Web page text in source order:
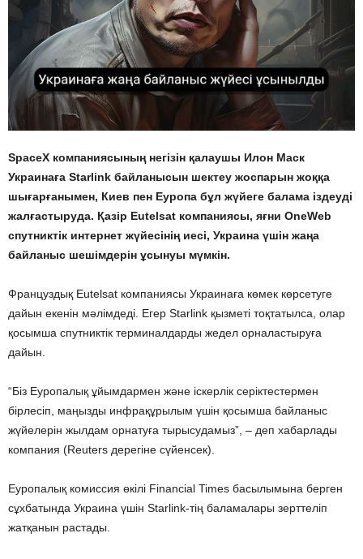
SpaceX компаниясының негізін қалаушы Илон Маск
Украинаға Starlink байланысын шектеу жоспарын жоққа
шығарғанымен, Киев пен Еуропа бұл жүйеге балама іздеуді
жалғастыруда. Қазір Eutelsat компаниясы, яғни OneWeb
спутниктік интернет жүйесінің иесі, Украина үшін жаңа
байланыс шешімдерін ұсынуы мүмкін.
Француздық Eutelsat компаниясы Украинаға көмек көрсетуге
дайын екенін мәлімдеді. Егер Starlink қызметі тоқтатылса, олар
қосымша спутниктік терминалдарды жедел орналастыруға
дайын.
“Біз Еуропалық ұйымдармен және іскерлік серіктестермен
бірлесіп, маңызды инфрақұрылым үшін қосымша байланыс
жүйелерін жылдам орнатуға тырысудамыз”, – деп хабарлады
компания (Reuters дерегіне сүйенсек).
Еуропалық комиссия өкілі Financial Times басылымына берген
сұхбатында Украина үшін Starlink-тің баламалары зерттеліп
жатқанын растады.